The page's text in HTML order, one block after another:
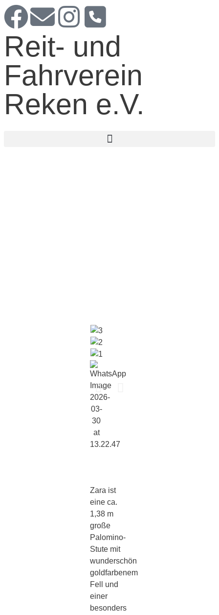
Reit- und
Fahrverein
Reken e.V.
Zara ist
eine ca.
1,38 m
große
Palomino-
Stute mit
wunderschön
goldfarbenem
Fell und
einer
besonders